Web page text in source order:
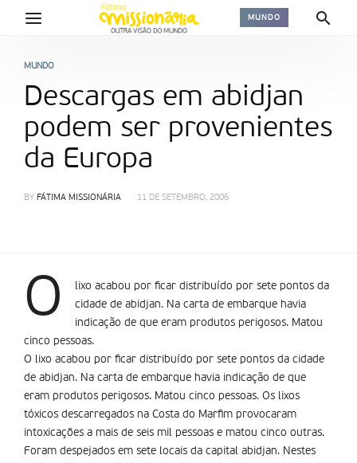
MUNDO
MUNDO
Descargas em abidjan
podem ser provenientes
da Europa
BY FÁTIMA MISSIONÁRIA 11 DE SETEMBRO, 2006
O
lixo acabou por ficar distribuí­do por sete pontos da
cidade de abidjan. Na carta de embarque havia
indicação de que eram produtos perigosos. Matou
cinco pessoas.
O lixo acabou por ficar distribuí­do por sete pontos da cidade
de abidjan. Na carta de embarque havia indicação de que
eram produtos perigosos. Matou cinco pessoas. Os lixos
tóxicos descarregados na Costa do Marfim provocaram
intoxicações a mais de seis mil pessoas e matou cinco outras.
Foram despejados em sete locais da capital abidjan. Nestes